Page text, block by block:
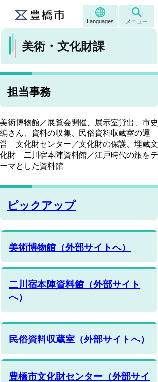
Languages メニュー
美術・文化財課
担当事務
美術博物館／展覧会開催、展示室貸出、市史
編さん、資料の収集、民俗資料収蔵室の運
営 文化財センター／文化財の保護、埋蔵文
化財 二川宿本陣資料館／江戸時代の旅をテ
ーマとした資料館
ピックアップ
美術博物館（外部サイトへ）
二川宿本陣資料館（外部サイト
へ）
民俗資料収蔵室（外部サイトへ）
豊橋市文化財センター（外部サイ